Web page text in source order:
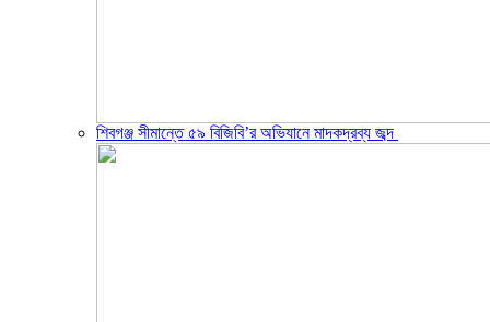
শিবগঞ্জ সীমান্তে ৫৯ বিজিবি’র অভিযানে মাদকদ্রব্য জব্দ ​